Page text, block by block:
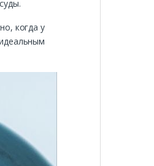
когда у